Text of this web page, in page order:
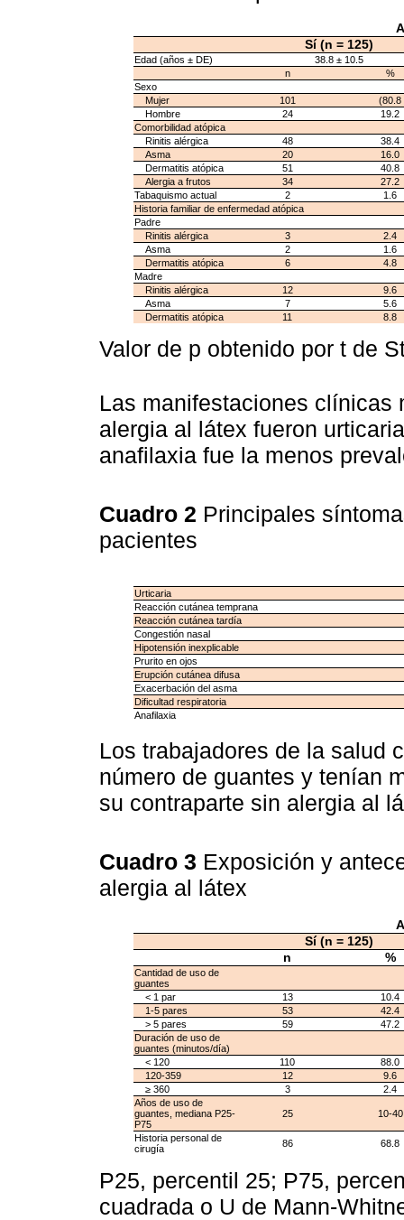
Sí (n = 125)
Edad (años ± DE)
38.8 ± 10.5
n
%
Sexo
Mujer
101
(80.8
Hombre
24
19.2
Comorbilidad atópica
Rinitis alérgica
48
38.4
Asma
20
16.0
Dermatitis atópica
51
40.8
Alergia a frutos
34
27.2
Tabaquismo actual
2
1.6
Historia familiar de enfermedad atópica
Padre
Rinitis alérgica
3
2.4
Asma
2
1.6
Dermatitis atópica
6
4.8
Madre
Rinitis alérgica
12
9.6
Asma
7
5.6
Dermatitis atópica
11 8.8
Valor de p obtenido por t de
Las manifestaciones clínicas
alergia al látex fueron
anafilaxia fue la menos
Cuadro 2 Principales
pacientes
Urticaria
Reacción cutánea temprana
Reacción cutánea tardía
Congestión nasal
Hipotensión inexplicable
Prurito en ojos
Erupción cutánea difusa
Exacerbación del asma
Dificultad respiratoria
Anafilaxia
Los trabajadores de la salud
número de guantes y tenían
su contraparte sin alergia al
Cuadro 3 Exposición y
alergia al látex
Sí (n = 125)
n
%
Cantidad de uso de
guantes
< 1 par
13
10.4
1-5 pares
53
42.4
> 5 pares
59
47.2
Duración de uso de
guantes (minutos/día)
< 120
110
88.0
120-359
12
9.6
≥ 360
3
2.4
Años de uso de
guantes, mediana P25-
P75
25 10-40
Historia personal de
cirugía
86 68.8
P25, percentil 25; P75,
cuadrada o U de Mann-